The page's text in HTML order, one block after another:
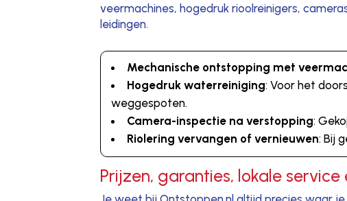
veermachines, hogedruk rioolreinigers,
leidingen.
Mechanische ontstopping met
Hogedruk waterreiniging: Voor het
weggespoten.
Camera-inspectie na verstopping:
Riolering vervangen of vernieuwen: Bij
Prijzen, garanties, lokale